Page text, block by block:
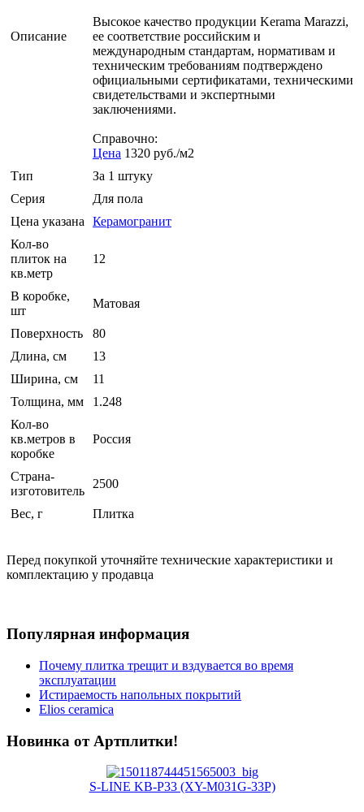
Описание
Высокое качество продукции Kerama Marazzi,
ее соответствие российским и
международным стандартам, нормативам и
техническим требованиям подтверждено
официальными сертификатами, техническими
свидетельствами и экспертными
заключениями.
Справочно:
Цена 1320 руб./м2
Тип
За 1 штуку
Серия
Для пола
Цена указана Керамогранит
Кол-во
плиток на
кв.метр
12
В коробке,
шт
Матовая
Поверхность
80
Длина, см
13
Ширина, см
11
Толщина, мм
1.248
Кол-во
кв.метров в
коробке
Россия
Страна-
изготовитель
2500
Вес, г Плитка
Перед покупкой уточняйте технические характеристики и
комплектацию у продавца
Популярная информация
Почему плитка трещит и вздувается во время
эксплуатации
Истираемость напольных покрытий
Elios ceramica
Новинка от Артплитки!
S-LINE KB-P33 (XY-M031G-33P)